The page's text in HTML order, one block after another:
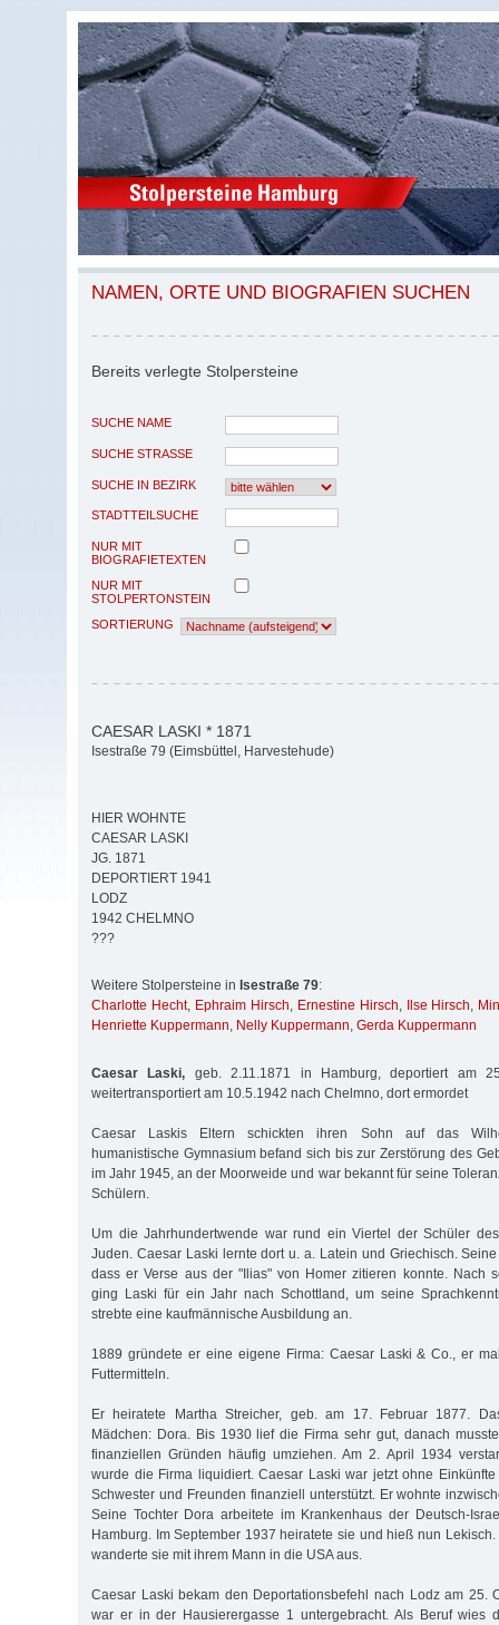
NAMEN, ORTE UND BIOGRAFIEN SUCHEN
Bereits verlegte Stolpersteine
SUCHE NAME
SUCHE STRASSE
SUCHE IN BEZIRK
STADTTEILSUCHE
NUR MIT
BIOGRAFIETEXTEN
NUR MIT
STOLPERTONSTEIN
SORTIERUNG
CAESAR LASKI * 1871
Isestraße 79 (Eimsbüttel, Harvestehude)
HIER WOHNTE
CAESAR LASKI
JG. 1871
DEPORTIERT 1941
LODZ
1942 CHELMNO
???
Weitere Stolpersteine in Isestraße 79:
Charlotte Hecht, Ephraim Hirsch, Ernestine Hirsch, Ilse Hirsch,
Henriette Kuppermann, Nelly Kuppermann, Gerda Kuppermann
Caesar Laski, geb. 2.11.1871 in Hamburg, deportiert am
weitertransportiert am 10.5.1942 nach Chelmno, dort ermordet
Caesar Laskis Eltern schickten ihren Sohn auf das
humanistische Gymnasium befand sich bis zur Zerstörung des
im Jahr 1945, an der Moorweide und war bekannt für seine
Schülern.
Um die Jahrhundertwende war rund ein Viertel der Schüler
Juden. Caesar Laski lernte dort u. a. Latein und Griechisch.
dass er Verse aus der "Ilias" von Homer zitieren konnte. Nach
ging Laski für ein Jahr nach Schottland, um seine
strebte eine kaufmännische Ausbildung an.
1889 gründete er eine eigene Firma: Caesar Laski & Co., er
Futtermitteln.
Er heiratete Martha Streicher, geb. am 17. Februar 1877.
Mädchen: Dora. Bis 1930 lief die Firma sehr gut, danach
finanziellen Gründen häufig umziehen. Am 2. April 1934
wurde die Firma liquidiert. Caesar Laski war jetzt ohne
Schwester und Freunden finanziell unterstützt. Er wohnte
Seine Tochter Dora arbeitete im Krankenhaus der Deutsch-
Hamburg. Im September 1937 heiratete sie und hieß nun
wanderte sie mit ihrem Mann in die USA aus.
Caesar Laski bekam den Deportationsbefehl nach Lodz am 25.
war er in der Hausierergasse 1 untergebracht. Als Beruf wies